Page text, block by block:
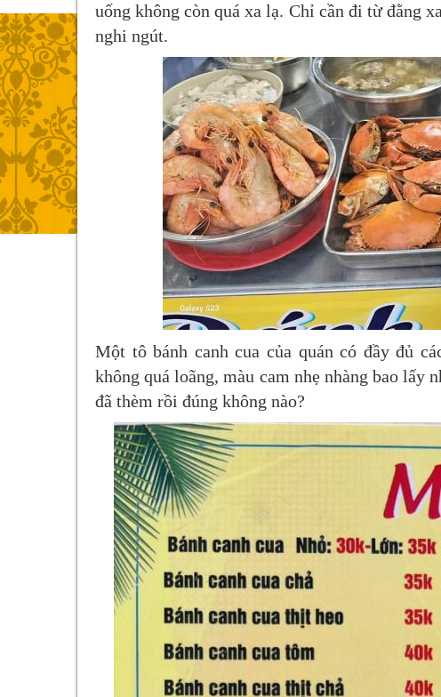
uống không còn quá xa lạ. Chỉ cần đi từ đằng
nghi ngút.
Một tô bánh canh cua của quán có đầy đủ
không quá loãng, màu cam nhẹ nhàng bao lấy
đã thèm rồi đúng không nào?